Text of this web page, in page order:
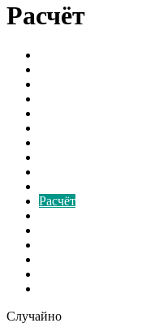
Расчёт
Расчёт
Случайно